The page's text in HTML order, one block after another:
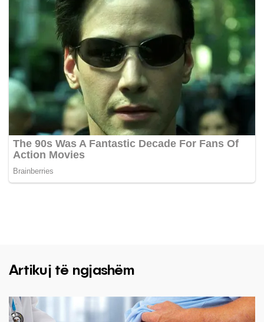
Artikuj të ngjashëm